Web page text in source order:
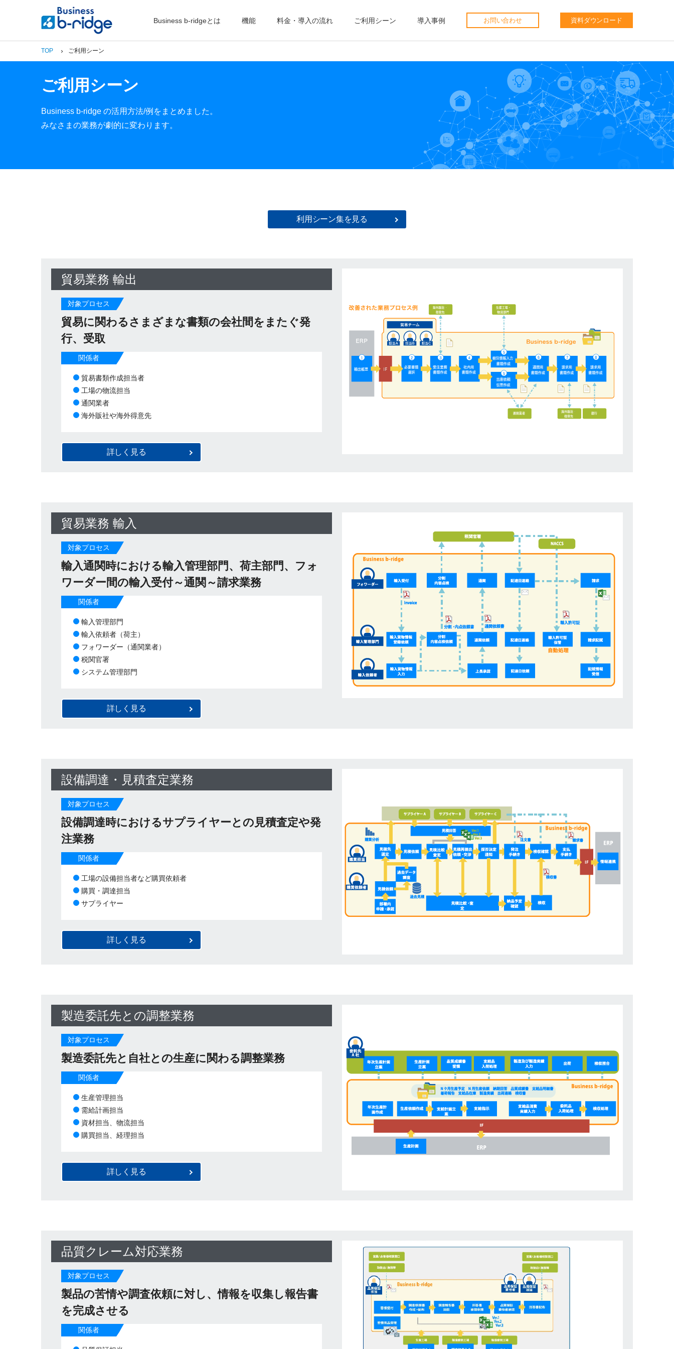
Business b-ridgeとは 機能 料金・導入の流れ ご利用シーン 導入事例 お問い合わせ 資料ダウンロード
TOP ご利用シーン
ご利用シーン
Business b-ridge の活用方法/例をまとめました。
みなさまの業務が劇的に変わります。
利用シーン集を見る
貿易業務 輸出
対象プロセス
貿易に関わるさまざまな書類の会社間をまたぐ発
行、受取
関係者
貿易書類作成担当者
工場の物流担当
通関業者
海外販社や海外得意先
詳しく見る
貿易業務 輸入
対象プロセス
輸入通関時における輸入管理部門、荷主部門、フォ
ワーダー間の輸入受付～通関～請求業務
関係者
輸入管理部門
輸入依頼者（荷主）
フォワーダー（通関業者）
税関官署
システム管理部門
詳しく見る
設備調達・見積査定業務
対象プロセス
設備調達時におけるサプライヤーとの見積査定や発
注業務
関係者
工場の設備担当者など購買依頼者
購買・調達担当
サプライヤー
詳しく見る
製造委託先との調整業務
対象プロセス
製造委託先と自社との生産に関わる調整業務
関係者
生産管理担当
需給計画担当
資材担当、物流担当
購買担当、経理担当
詳しく見る
品質クレーム対応業務
対象プロセス
製品の苦情や調査依頼に対し、情報を収集し報告書
を完成させる
関係者